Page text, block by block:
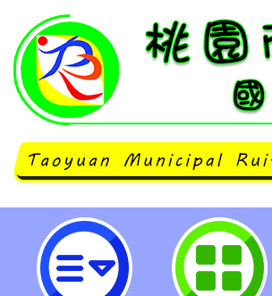
2023 CIB反毒電競大
國民中學